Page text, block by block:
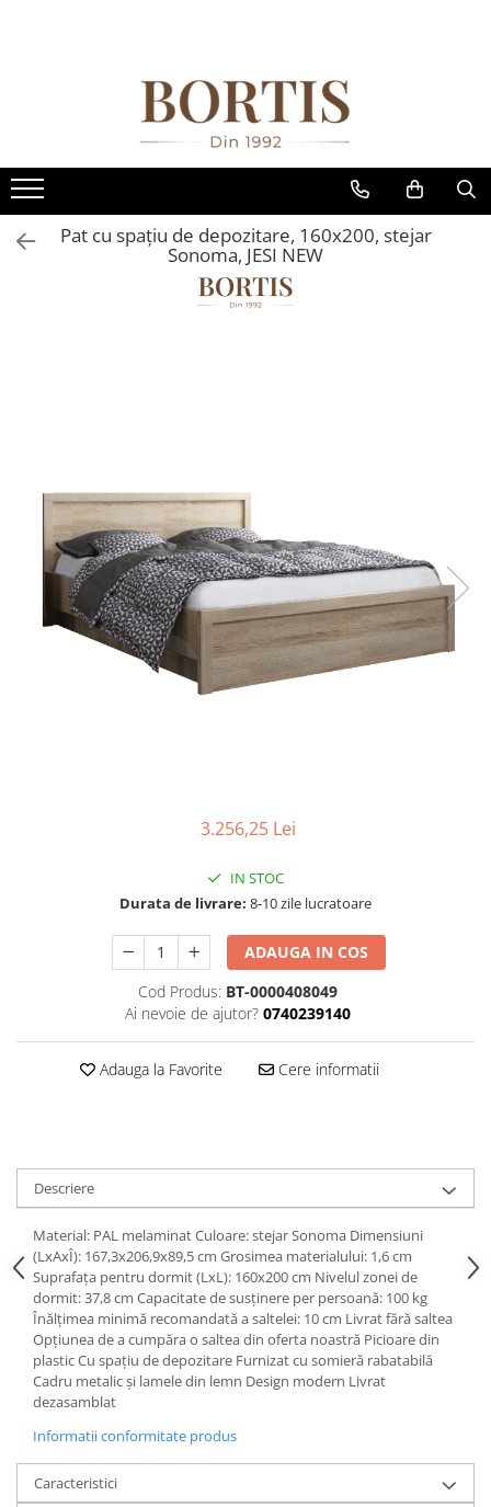
Fotolii balansoar/relaxante
Canapele
Coltare/canapele in L
Comode
Comode lux-ultramoderne
Scaune living/dining
Set mobilier Living
Seturi masa +scaune dining
Tabureti
Comode lux-ultramoderne
Dulapuri haine si Sifoniere
Masute de toaleta
Paturi lemn & pal
Paturi metalice
Paturi tapitate
Saltele
Seturi dormitoare complete
Suporturi saltea/Somiere/Gratii
pentru pat
Mobilier Hol/Cuiere
Banci pentru asteptare
Colectia casmir -seturi
cuiere/mobila hol Rai casmir
Pat cu spaţiu de depozitare, 160x200, stejar
Sonoma, JESI NEW
3.256,25 Lei
IN STOC
Durata de livrare: 8-10 zile lucratoare
ADAUGA IN COS
Cod Produs: BT-0000408049
Ai nevoie de ajutor? 0740239140
Adauga la Favorite Cere informatii
Descriere
Material: PAL melaminat Culoare: stejar Sonoma Dimensiuni
(LxAxÎ): 167,3x206,9x89,5 cm Grosimea materialului: 1,6 cm
Suprafaţa pentru dormit (LxL): 160x200 cm Nivelul zonei de
dormit: 37,8 cm Capacitate de susţinere per persoană: 100 kg
Înălţimea minimă recomandată a saltelei: 10 cm Livrat fără saltea
Opţiunea de a cumpăra o saltea din oferta noastră Picioare din
plastic Cu spaţiu de depozitare Furnizat cu somieră rabatabilă
Cadru metalic şi lamele din lemn Design modern Livrat
dezasamblat
Informatii conformitate produs
Caracteristici